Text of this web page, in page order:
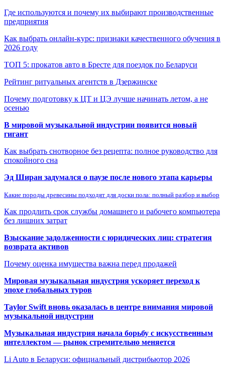
Где используются и почему их выбирают производственные
предприятия
Как выбрать онлайн-курс: признаки качественного обучения в
2026 году
ТОП 5: прокатов авто в Бресте для поездок по Беларуси
Рейтинг ритуальных агентств в Дзержинске
Почему подготовку к ЦТ и ЦЭ лучше начинать летом, а не
осенью
В мировой музыкальной индустрии появится новый
гигант
Как выбрать снотворное без рецепта: полное руководство для
спокойного сна
Эд Ширан задумался о паузе после нового этапа карьеры
Какие породы древесины подходят для доски пола: полный разбор и выбор
Как продлить срок службы домашнего и рабочего компьютера
без лишних затрат
Взыскание задолженности с юридических лиц: стратегия
возврата активов
Почему оценка имущества важна перед продажей
Мировая музыкальная индустрия ускоряет переход к
эпохе глобальных туров
Taylor Swift вновь оказалась в центре внимания мировой
музыкальной индустрии
Музыкальная индустрия начала борьбу с искусственным
интеллектом — рынок стремительно меняется
Li Auto в Беларуси: официальный дистрибьютор 2026